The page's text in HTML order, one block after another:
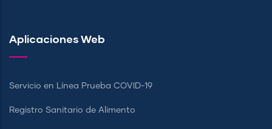
Aplicaciones Web
Servicio en Línea Prueba COVID-19
Registro Sanitario de Alimento